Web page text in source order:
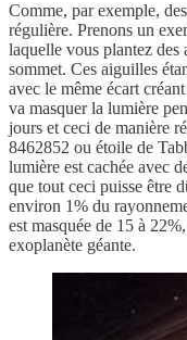
Comme, par exemple,
régulière. Prenons un
laquelle vous plantez
sommet. Ces aiguilles
avec le même écart
va masquer la lumière
jours et ceci de manière
8462852 ou étoile de
lumière est cachée avec
que tout ceci puisse être
environ 1% du
est masquée de 15 à
exoplanète géante.